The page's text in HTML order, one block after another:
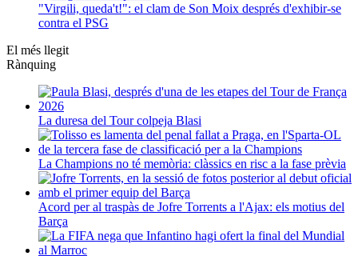
"Virgili, queda't!": el clam de Son Moix després d'exhibir-se
contra el PSG
El més llegit
Rànquing
La duresa del Tour colpeja Blasi
La Champions no té memòria: clàssics en risc a la fase prèvia
Acord per al traspàs de Jofre Torrents a l'Ajax: els motius del
Barça